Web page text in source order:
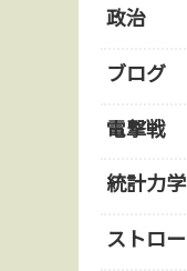
政治
ブログ
電撃戦
統計力学
ストロー